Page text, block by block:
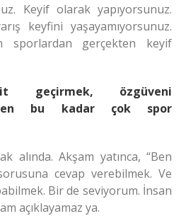
Keyif olarak yapıyorsunuz.
keyfini yaşayamıyorsunuz.
sporlardan gerçekten keyif
geçirmek, özgüveni
bu kadar çok spor
alında. Akşam yatınca, “Ben
cevap verebilmek. Ve
Bir de seviyorum. İnsan
açıklayamaz ya.